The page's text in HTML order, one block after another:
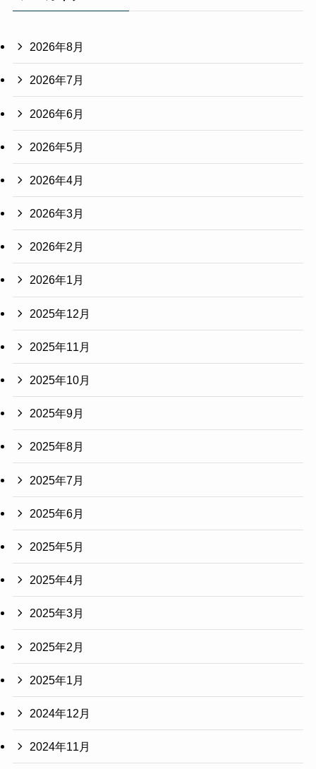
2026年8月
2026年7月
2026年6月
2026年5月
2026年4月
2026年3月
2026年2月
2026年1月
2025年12月
2025年11月
2025年10月
2025年9月
2025年8月
2025年7月
2025年6月
2025年5月
2025年4月
2025年3月
2025年2月
2025年1月
2024年12月
2024年11月